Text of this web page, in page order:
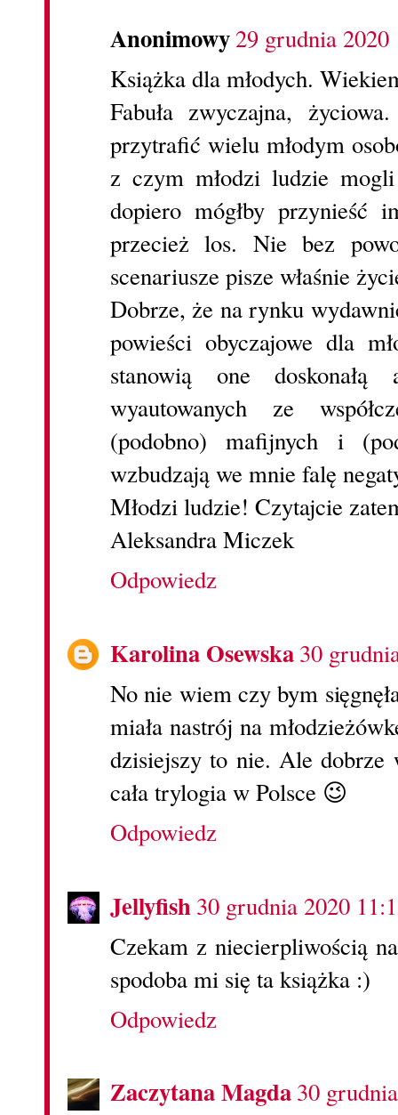
Anonimowy29 grudnia 2020
Książka dla młodych.
Fabuła zwyczajna,
przytrafić wielu młodym
z czym młodzi ludzie
dopiero mógłby przynieść
przecież los. Nie bez
scenariusze pisze właśnie
Dobrze, że na rynku
powieści obyczajowe dla
stanowią one doskonałą
wyautowanych ze
(podobno) mafijnych i
wzbudzają we mnie falę
Młodzi ludzie! Czytajcie
Aleksandra Miczek
Odpowiedz
Karolina Osewska30
No nie wiem czy bym
miała nastrój na
dzisiejszy to nie. Ale dobrze
cała trylogia w Polsce 😉
Odpowiedz
Jellyfish30 grudnia 2020
Czekam z niecierpliwością
spodoba mi się ta książka :)
Odpowiedz
Zaczytana Magda30